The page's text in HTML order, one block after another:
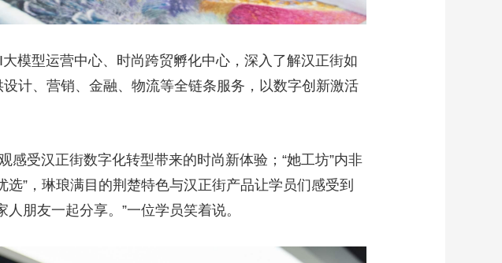
模型运营中心、时尚跨贸孵化中心，深入了解汉正街如
计、营销、金融、物流等全链条服务，以数字创新激活
感受汉正街数字化转型带来的时尚新体验；“她工坊”内非
”，琳琅满目的荆楚特色与汉正街产品让学员们感受到
朋友一起分享。”一位学员笑着说。